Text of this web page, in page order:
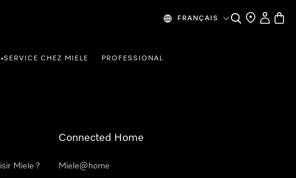
FRANÇAIS SearchFind a store
My
•SERVICE CHEZ MIELE PROFESSIONAL
Miele ?
Connected Home
Miele@home